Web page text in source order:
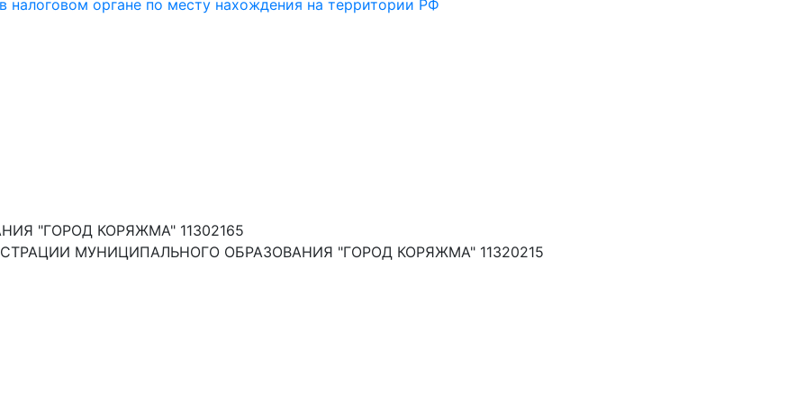
налоговом органе по месту нахождения на территории РФ
"ГОРОД КОРЯЖМА" 11302165
МУНИЦИПАЛЬНОГО ОБРАЗОВАНИЯ "ГОРОД КОРЯЖМА" 11320215